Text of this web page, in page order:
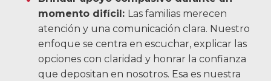
momento difícil: Las familias merecen
atención y una comunicación clara. Nuestro
enfoque se centra en escuchar, explicar las
opciones con claridad y honrar la confianza
que depositan en nosotros. Esa es nuestra